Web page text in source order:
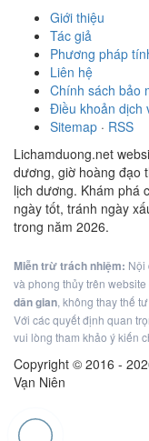
Giới thiệu
Tác giả
Phương pháp
Liên hệ
Chính sách bảo
Điều khoản dịch
Sitemap · RSS
Lichamduong.net
dương, giờ hoàng đạo
lịch dương. Khám phá
ngày tốt, tránh ngày
trong năm 2026.
Miễn trừ trách nhiệm: Nội
và phong thủy trên
dân gian, không thay thế
Với các quyết định quan
vui lòng tham khảo ý kiến
Copyright © 2016 -
Vạn Niên